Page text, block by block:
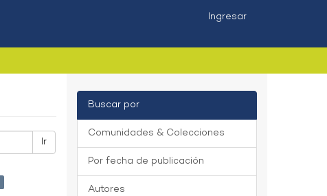
Ingresar
Ir
Buscar por
Comunidades & Colecciones
Por fecha de publicación
Autores